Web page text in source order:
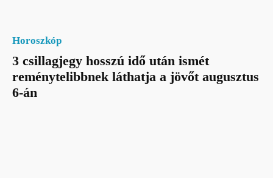
Horoszkóp
3 csillagjegy hosszú idő után ismét
reménytelibbnek láthatja a jövőt augusztus
6-án